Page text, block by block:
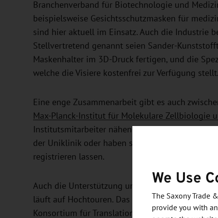
Branchenverband für Biotechnologie und
beispielsweise Gesichtsschutzmasken für
sind hier aktuell im Einsatz. Auch die Industrie
Stellvertretend genannt seien Sander-
Maskenhalter im 3D-Druck fertigen, und die
welche die Visiere kostenfrei zur Verfügung stellt.
Eine enge Zusammenarbeit gibt es auch
Max-Planck-Institut für Molekulare Zellbiologie
Institutsmitarbeiter nähen Atemschutzmasken,
der Uniklinik oder haben sich bereits als
registrieren lassen.
Auch die Unterstützung und Behandlung der
läuft auf Hochtouren. Das
Nationale Zentrum
Konsortium für Translationale Krebsforschung
We Use
The Saxony Trade
provide you with